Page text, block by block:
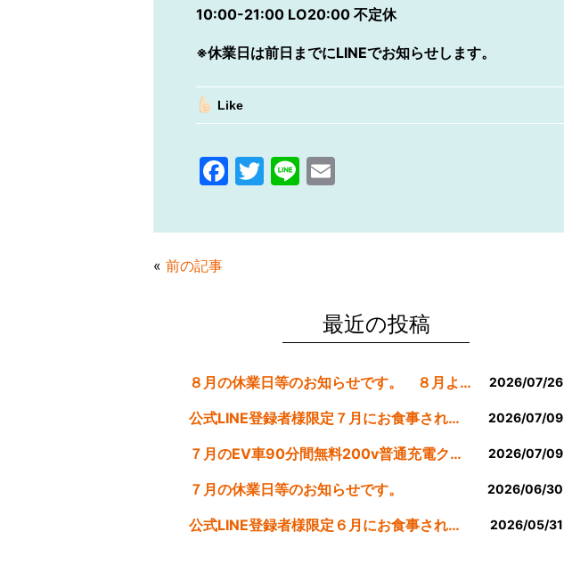
10:00-21:00 LO20:00 不定休
※休業日は前日までにLINEでお知らせします。
Like
F
c
k
T
itt
Li
e ai
« 前の記事
最近の投稿
８月の休業日等のお知らせです。 ８月より定休日は金曜日のみにします。 2026/07/26
公式LINE登録者様限定７月にお食事された方にサービスクーポン発行 2026/07/09
７月のEV車90分間無料200v普通充電クーポン券！！ 2026/07/09
７月の休業日等のお知らせです。 2026/06/30
公式LINE登録者様限定６月にお食事された方にサービスクーポン発行 2026/05/31